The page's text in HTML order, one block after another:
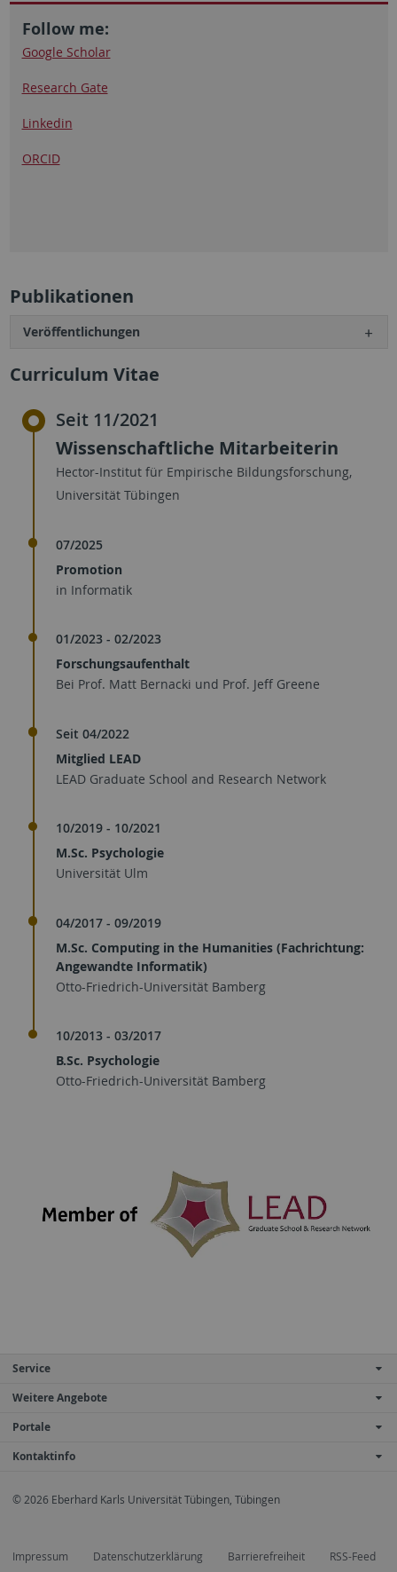
Follow me:
Google Scholar
Research Gate
Linkedin
ORCID
Publikationen
Veröffentlichungen
Curriculum Vitae
Seit 11/2021
Wissenschaftliche Mitarbeiterin
Hector-Institut für Empirische Bildungsforschung,
Universität Tübingen
07/2025
Promotion
in Informatik
01/2023 - 02/2023
Forschungsaufenthalt
Bei Prof. Matt Bernacki und Prof. Jeff Greene
Seit 04/2022
Mitglied LEAD
LEAD Graduate School and Research Network
10/2019 - 10/2021
M.Sc. Psychologie
Universität Ulm
04/2017 - 09/2019
M.Sc. Computing in the Humanities (Fachrichtung:
Angewandte Informatik)
Otto-Friedrich-Universität Bamberg
10/2013 - 03/2017
B.Sc. Psychologie
Otto-Friedrich-Universität Bamberg
Service
Weitere Angebote
Portale
Kontaktinfo
© 2026 Eberhard Karls Universität Tübingen, Tübingen
Impressum Datenschutzerklärung Barrierefreiheit RSS-Feed